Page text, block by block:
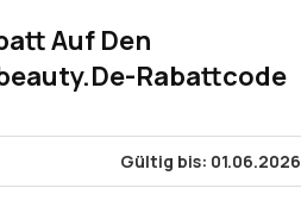
Auf Den
Rabattcode
Gültig bis: 01.06.2026